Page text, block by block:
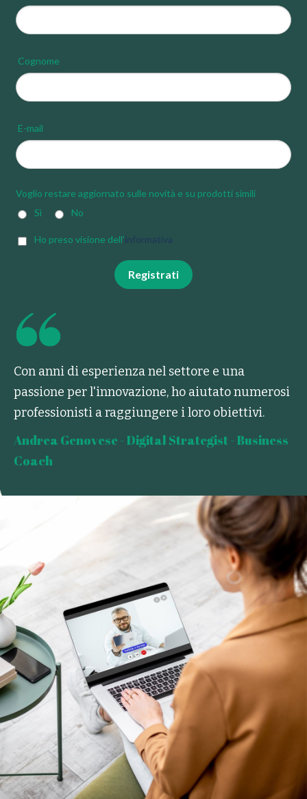
Cognome
E-mail
Voglio restare aggiornato sulle novità e su prodotti simili
Sì
No
Ho preso visione dell’informativa
Registrati
Con anni di esperienza nel settore e una
passione per l'innovazione, ho aiutato numerosi
professionisti a raggiungere i loro obiettivi.
Andrea Genovese - Digital Strategist - Business
Coach